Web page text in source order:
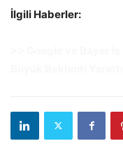
İlgili Haberler: